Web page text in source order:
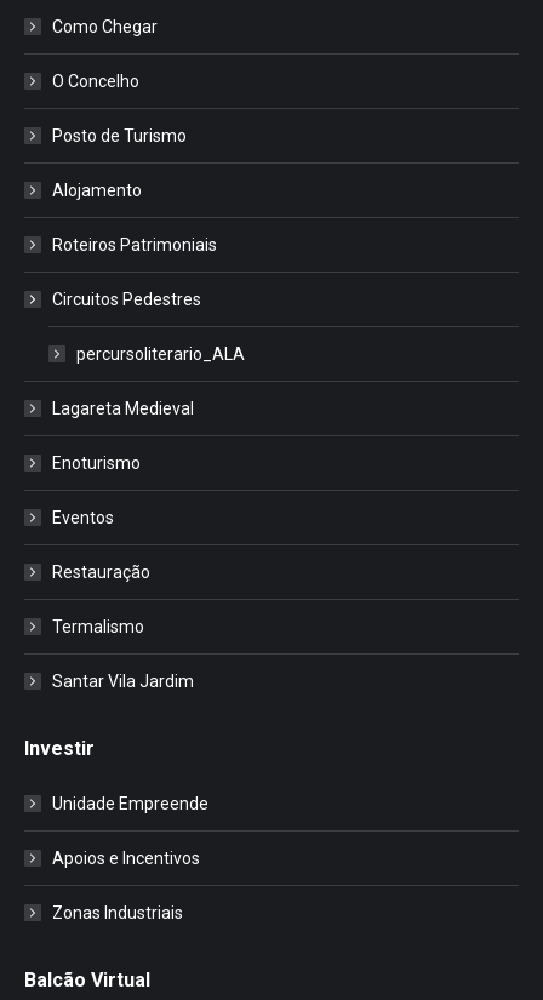
Como Chegar
O Concelho
Posto de Turismo
Alojamento
Roteiros Patrimoniais
Circuitos Pedestres
percursoliterario_ALA
Lagareta Medieval
Enoturismo
Eventos
Restauração
Termalismo
Santar Vila Jardim
Investir
Unidade Empreende
Apoios e Incentivos
Zonas Industriais
Balcão Virtual